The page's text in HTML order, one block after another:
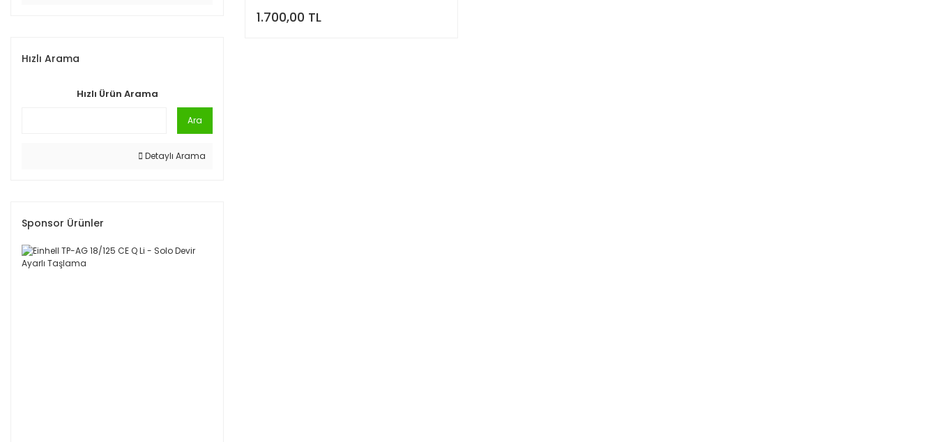
Hızlı Arama
Hızlı Ürün Arama
Ara
Detaylı Arama
Sponsor Ürünler
1.700,00 TL